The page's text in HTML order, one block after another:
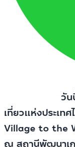
วันนี้ (22 พ
เที่ยวแห่งประเท
Village to the
ณ สถานีพัฒนาเก